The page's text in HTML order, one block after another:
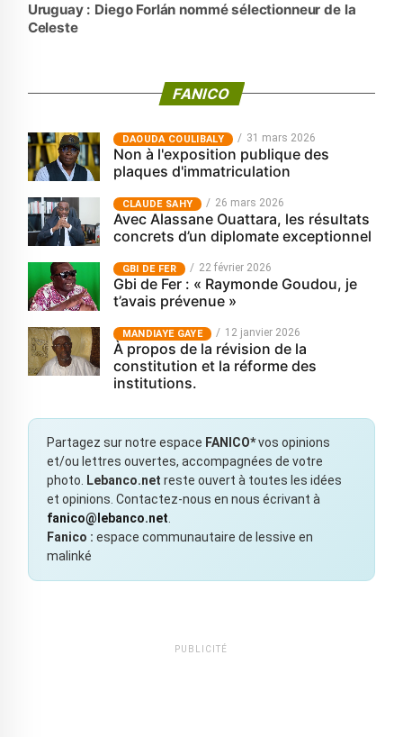
Uruguay : Diego Forlán nommé sélectionneur de la
Celeste
FANICO
‎DAOUDA COULIBALY 31 mars 2026
Non à l'exposition publique des
plaques d'immatriculation
CLAUDE SAHY 26 mars 2026
Avec Alassane Ouattara, les résultats
concrets d’un diplomate exceptionnel
GBI DE FER 22 février 2026
Gbi de Fer : « Raymonde Goudou, je
t’avais prévenue »
MANDIAYE GAYE 12 janvier 2026
À propos de la révision de la
constitution et la réforme des
institutions.
Partagez sur notre espace FANICO*vos opinions
et/ou lettres ouvertes, accompagnées de votre
photo.
Lebanco.net reste ouvert à toutes les idées
et opinions. Contactez-nous en nous écrivant à
fanico@lebanco.net
Fanico : espace communautaire de lessive en
malinké
PUBLICITÉ